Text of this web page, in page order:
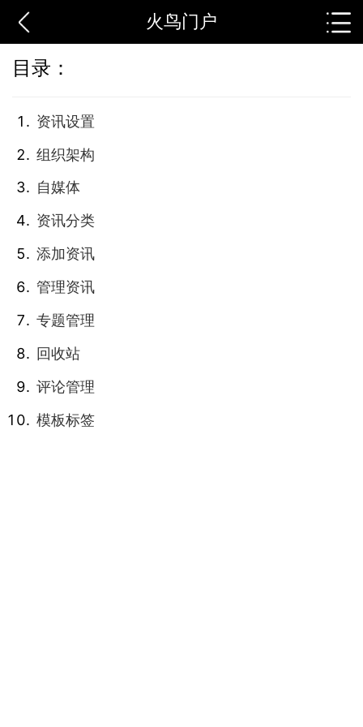
火鸟门户
目录：
资讯设置
组织架构
自媒体
资讯分类
添加资讯
管理资讯
专题管理
回收站
评论管理
模板标签